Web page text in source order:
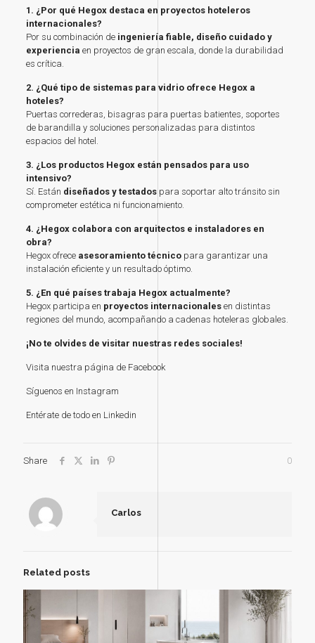
1. ¿Por qué Hegox destaca en proyectos hoteleros
internacionales?
Por su combinación de ingeniería fiable, diseño cuidado y
experiencia en proyectos de gran escala, donde la durabilidad
es crítica.
2. ¿Qué tipo de sistemas para vidrio ofrece Hegox a
hoteles?
Puertas correderas, bisagras para puertas batientes, soportes
de barandilla y soluciones personalizadas para distintos
espacios del hotel.
3. ¿Los productos Hegox están pensados para uso
intensivo?
Sí. Están diseñados y testadospara soportar alto tránsito sin
comprometer estética ni funcionamiento.
4. ¿Hegox colabora con arquitectos e instaladores en
obra?
Hegox ofrece asesoramiento técnicopara garantizar una
instalación eficiente y un resultado óptimo.
5. ¿En qué países trabaja Hegox actualmente?
Hegox participa en proyectos internacionalesen distintas
regiones del mundo, acompañando a cadenas hoteleras globales.
¡No te olvides de visitar nuestras redes sociales!
Visita nuestra página de Facebook
Síguenos en Instagram
Entérate de todo en Linkedin
Share 0
Carlos
Related posts